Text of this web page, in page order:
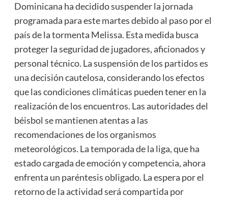
Dominicana ha decidido suspender la jornada
programada para este martes debido al paso por el
país de la tormenta Melissa. Esta medida busca
proteger la seguridad de jugadores, aficionados y
personal técnico. La suspensión de los partidos es
una decisión cautelosa, considerando los efectos
que las condiciones climáticas pueden tener en la
realización de los encuentros. Las autoridades del
béisbol se mantienen atentas a las
recomendaciones de los organismos
meteorológicos. La temporada de la liga, que ha
estado cargada de emoción y competencia, ahora
enfrenta un paréntesis obligado. La espera por el
retorno de la actividad será compartida por